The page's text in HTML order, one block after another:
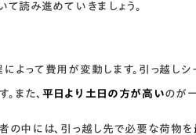
て読み進めていきましょう。
よって費用が変動します。引っ越しシ
また、 平日より土日の方が高いのが
の中には、引っ越し先で必要な荷物を